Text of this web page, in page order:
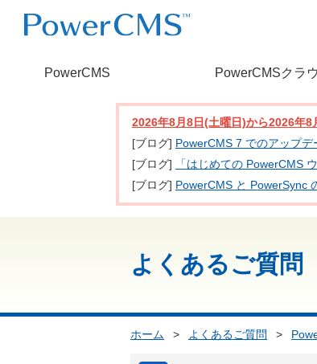
PowerCMS PowerCMSクラ
2026年8月8日(土曜日)から2026年8
[ブログ] PowerCMS 7 でのアップデ
[ブログ]
「はじめての PowerCMS
[ブログ] PowerCMS と PowerSync
よくあるご質問
ホーム > よくあるご質問 >